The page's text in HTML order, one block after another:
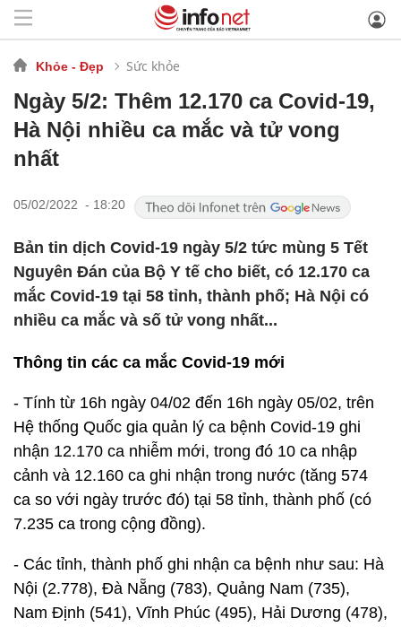
Khỏe - Đẹp Sức khỏe
Ngày 5/2: Thêm 12.170 ca Covid-19,
Hà Nội nhiều ca mắc và tử vong
nhất
05/02/2022 - 18:20
Bản tin dịch Covid-19 ngày 5/2 tức mùng 5 Tết
Nguyên Đán của Bộ Y tế cho biết, có 12.170 ca
mắc Covid-19 tại 58 tỉnh, thành phố; Hà Nội có
nhiều ca mắc và số tử vong nhất...
Thông tin các ca mắc Covid-19 mới
- Tính từ 16h ngày 04/02 đến 16h ngày 05/02, trên
Hệ thống Quốc gia quản lý ca bệnh Covid-19 ghi
nhận 12.170 ca nhiễm mới, trong đó 10 ca nhập
cảnh và 12.160 ca ghi nhận trong nước (tăng 574
ca so với ngày trước đó) tại 58 tỉnh, thành phố (có
7.235 ca trong cộng đồng).
- Các tỉnh, thành phố ghi nhận ca bệnh như sau: Hà
Nội (2.778), Đà Nẵng (783), Quảng Nam (735),
Nam Định (541), Vĩnh Phúc (495), Hải Dương (478),